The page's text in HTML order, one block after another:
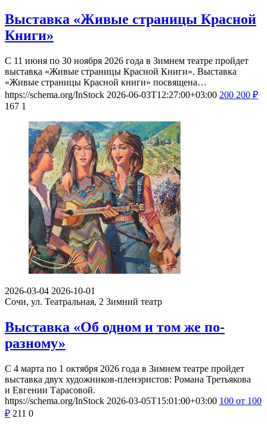
Выставка «Живые страницы Красной
Книги»
С 11 июня по 30 ноября 2026 года в Зимнем театре пройдет
выставка «Живые страницы Красной Книги». Выставка
«Живые страницы Красной книги» посвящена…
https://schema.org/InStock 2026-06-03T12:27:00+03:00 200 200 ₽
167 1
2026-03-04 2026-10-01
Сочи, ул. Театральная, 2 Зимний театр
Выставка «Об одном и том же по-
разному»
С 4 марта по 1 октября 2026 года в Зимнем театре пройдет
выставка двух художников-пленэристов: Романа Третьякова
и Евгении Тарасовой.
https://schema.org/InStock 2026-03-05T15:01:00+03:00 100 от 100
₽ 211 0